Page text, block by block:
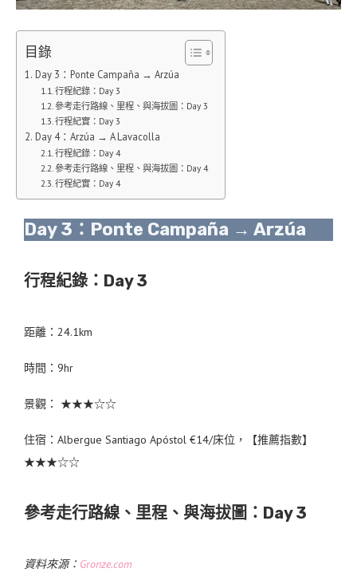
目錄
Day 3：Ponte Campaña → Arzúa
行程紀錄：Day 3
參考走行路線、里程、與海拔圖：Day 3
行程紀實：Day 3
Day 4：Arzúa → A Lavacolla
行程紀錄：Day 4
參考走行路線、里程、與海拔圖：Day 4
行程紀實：Day 4
Day 3：Ponte Campaña → Arzúa
行程紀錄：Day 3
距離：24.1km
時間：9hr
景觀： ★★★☆☆
住宿：Albergue Santiago Apóstol €14/床位，【推薦指數】
★★★☆☆
參考走行路線、里程、與海拔圖：Day 3
資料來源： Gronze.com